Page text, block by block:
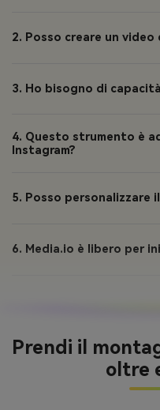
2. Posso creare un
3. Ho bisogno di
4. Questo strumento è
Instagram?
5. Posso personalizzare
6. Media.io è libero per
Prendi il
oltre